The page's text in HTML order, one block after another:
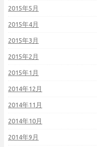
2015年5月
2015年4月
2015年3月
2015年2月
2015年1月
2014年12月
2014年11月
2014年10月
2014年9月